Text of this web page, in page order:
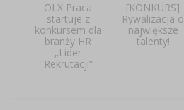
OLX Praca
startuje z
konkursem dla
branży HR
„Lider
Rekrutacji”
[KONKURS]
Rywalizacja o
największe
talenty!